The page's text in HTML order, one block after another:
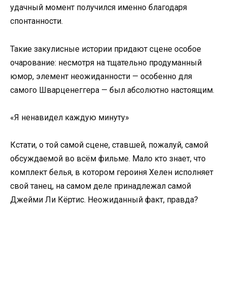
удачный момент получился именно благодаря
спонтанности.
Такие закулисные истории придают сцене особое
очарование: несмотря на тщательно продуманный
юмор, элемент неожиданности — особенно для
самого Шварценеггера — был абсолютно настоящим.
«Я ненавидел каждую минуту»
Кстати, о той самой сцене, ставшей, пожалуй, самой
обсуждаемой во всём фильме. Мало кто знает, что
комплект белья, в котором героиня Хелен исполняет
свой танец, на самом деле принадлежал самой
Джейми Ли Кёртис. Неожиданный факт, правда?